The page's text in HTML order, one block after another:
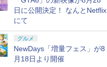
日に公開決定！ なんとNetflix
にて
グルメ
NewDays「増量フェス」が8
月18日より開催